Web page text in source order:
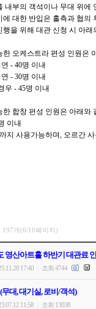
내부의 객석이나 무대 위에
에 대한 반입은 홀측과 협의
행을 위해 대관 신청 시 아
한 오케스트라 편성 인원은
- 40명 이내
- 30명 이내
우 - 45명 이내
한 합창 편성 인원은 아래와
이내
지 사용가능하며, 오르간
197개(6/10페이지)
영산아트홀 하반기 대관료
17:40 조회 4744
대, 대기실, 로비/객석)
11:58 조회 13038